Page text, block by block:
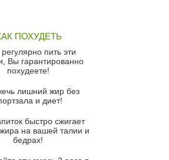
перца
луковый суп
спаржи и горошка с
из цветной капусты
луковый суп
с моцареллой
ПОХУДЕТЬ
пить эти
Вы гарантированно
похудеете!
лишний жир без
и диет!
быстро сжигает
на вашей талии и
бедрах!